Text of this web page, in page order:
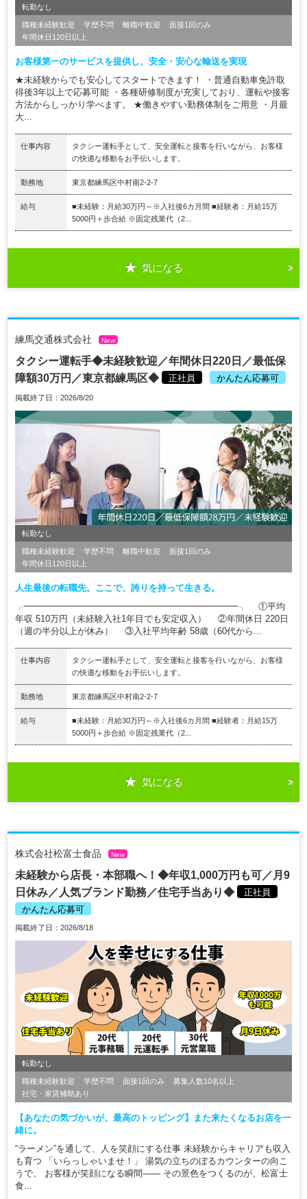
転勤なし
職種未経験歓迎 学歴不問 離職中歓迎
面接1回のみ
年間休日120日以上
お客様第一のサービスを提供し、安全・安心な輸送を実現
★未経験からでも安心してスタートできます！ ・普通自動車免許取
得後3年以上で応募可能 ・各種研修制度が充実しており、運転や接客
方法からしっかり学べます。 ★働きやすい勤務体制をご用意 ・月最
大...
仕事内容
タクシー運転手として、安全運転と接客を行いながら、お客様
の快適な移動をお手伝いします。
勤務地 東京都練馬区中村南2-2-7
給与
■未経験：月給30万円～※入社後6カ月間 ■経験者：月給15万
5000円＋歩合給 ※固定残業代（2...
気になる
練馬交通株式会社 New
タクシー運転手◆未経験歓迎／年間休日220日／最低保
障額30万円／東京都練馬区◆
正社員 かんたん応募可
掲載終了日：2026/8/20
転勤なし
職種未経験歓迎 学歴不問 離職中歓迎
面接1回のみ
年間休日120日以上
人生最後の転職先。ここで、誇りを持って生きる。
╭━━━━━━━━━━━━━━━━━━━━━━━━╮ ①平均
年収 510万円（未経験入社1年目でも安定収入） ②年間休日 220日
（週の半分以上が休み） ③入社平均年齢 58歳（60代から...
仕事内容
タクシー運転手として、安全運転と接客を行いながら、お客様
の快適な移動をお手伝いします。
勤務地 東京都練馬区中村南2-2-7
給与
■未経験：月給30万円～※入社後6カ月間 ■経験者：月給15万
5000円＋歩合給 ※固定残業代（2...
気になる
株式会社松富士食品 New
未経験から店長・本部職へ！◆年収1,000万円も可／月9
日休み／人気ブランド勤務／住宅手当あり◆
正社員
かんたん応募可
掲載終了日：2026/8/18
転勤なし
職種未経験歓迎 学歴不問 面接1回のみ
募集人数10名以上
社宅・家賃補助あり
【あなたの気づかいが、最高のトッピング】また来たくなるお店を一
緒に。
“ラーメン”を通して、人を笑顔にする仕事 未経験からキャリアも収入
も育つ 「いらっしゃいませ！」 湯気の立ちのぼるカウンターの向こ
うで、 お客様が笑顔になる瞬間―― その景色をつくるのが、松富士
食...